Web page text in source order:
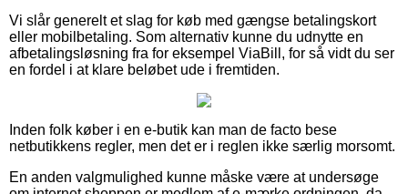
Vi slår generelt et slag for køb med gængse betalingskort
eller mobilbetaling. Som alternativ kunne du udnytte en
afbetalingsløsning fra for eksempel ViaBill, for så vidt du ser
en fordel i at klare beløbet ude i fremtiden.
Inden folk køber i en e-butik kan man de facto bese
netbutikkens regler, men det er i reglen ikke særlig morsomt.
En anden valgmulighed kunne måske være at undersøge